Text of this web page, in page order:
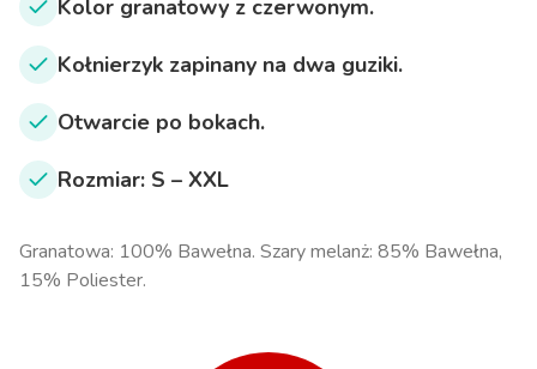
Kolor granatowy z czerwonym.
Kołnierzyk zapinany na dwa guziki.
Otwarcie po bokach.
Rozmiar: S – XXL
Granatowa: 100% Bawełna. Szary melanż: 85% Bawełna,
15% Poliester.